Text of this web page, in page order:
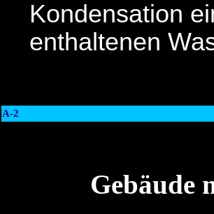
Kondensation
enthaltenen
A-2
Gebäude